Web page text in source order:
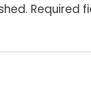
Required